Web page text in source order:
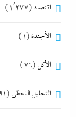
اقتصاد (1٬277)
الأجندة(1)
الأكل (76)
التحليل اللحظي (4٬491)